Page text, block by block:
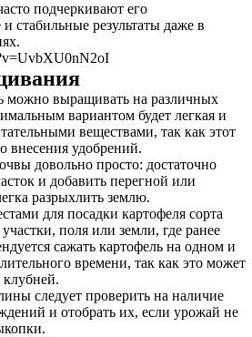
подчеркивают его
стабильные результаты даже в
можно выращивать на различных
вариантом будет легкая и
веществами, так как этот
внесения удобрений.
довольно просто: достаточно
и добавить перегной или
разрыхлить землю.
для посадки картофеля сорта
поля или земли, где ранее
сажать картофель на одном и
времени, так как это может
следует проверить на наличие
и отобрать их, если урожай не